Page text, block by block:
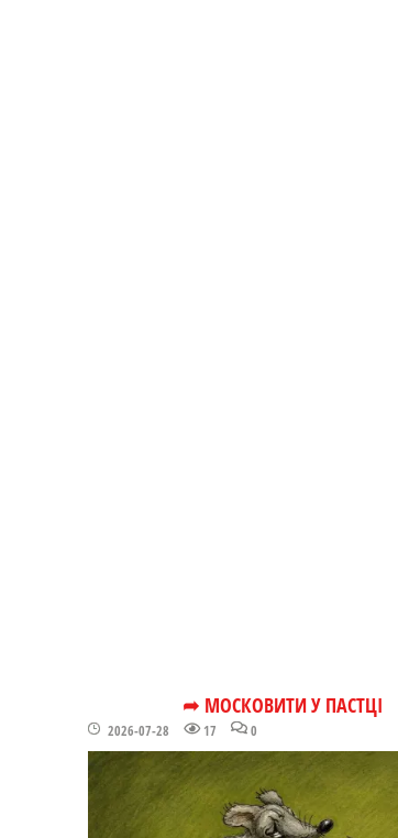
➦ МОСКОВИТИ У ПАСТЦІ
2026-07-28 17 0